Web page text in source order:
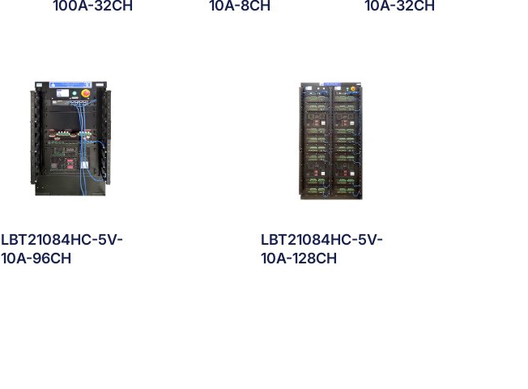
100A-32CH
10A-8CH
10A-32CH
LBT21084HC-5V-
10A-96CH
LBT21084HC-5V-
10A-128CH